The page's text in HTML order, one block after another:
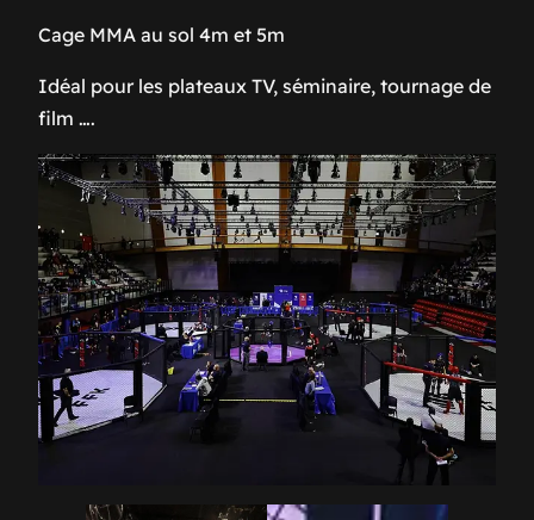
Cage MMA au sol 4m et 5m
Idéal pour les plateaux TV, séminaire, tournage de
film ….